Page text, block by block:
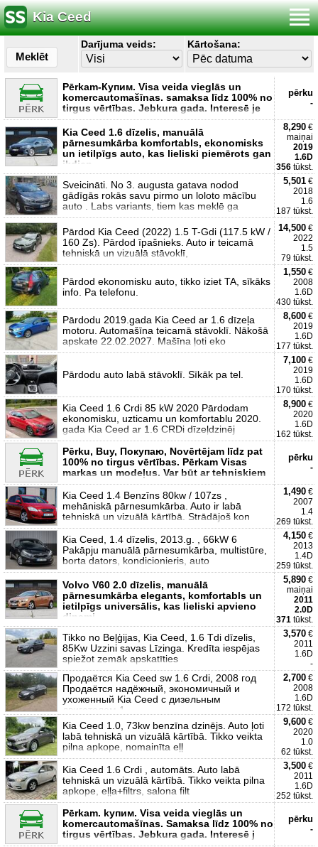
Kia Ceed
Meklēt
Darījuma veids: Kārtošana:
Pērkam-Купим. Visa veida vieglās un
komercautomašīnas. samaksa līdz 100% no
tirgus vērtības. Jebkura gada. Interesē je
pērku
-
Kia Ceed 1.6 dīzelis, manuālā
pārnesumkārba komfortabls, ekonomisks
un ietilpīgs auto, kas lieliski piemērots gan
ikdien
8,290 €
maiņai
2019
1.6D
356 tūkst.
Sveicināti. No 3. augusta gatava nodod
gādīgās rokās savu pirmo un loloto mācību
auto . Labs variants, tiem kas meklē ga
5,501 €
2018
1.6
187 tūkst.
Pārdod Kia Ceed (2022) 1.5 T-Gdi (117.5 kW /
160 Zs). Pārdod īpašnieks. Auto ir teicamā
tehniskā un vizuālā stāvoklī,
14,500 €
2022
1.5
79 tūkst.
Pārdod ekonomisku auto, tikko iziet TA, sīkāks
info. Pa telefonu.
1,550 €
2008
1.6D
430 tūkst.
Pārdodu 2019.gada Kia Ceed ar 1.6 dīzeļa
motoru. Automašīna teicamā stāvoklī. Nākošā
apskate 22.02.2027. Mašīna ļoti eko
8,600 €
2019
1.6D
177 tūkst.
Pārdodu auto labā stāvoklī. Sīkāk pa tel.
7,100 €
2019
1.6D
170 tūkst.
Kia Ceed 1.6 Crdi 85 kW 2020 Pārdodam
ekonomisku, uzticamu un komfortablu 2020.
gada Kia Ceed ar 1.6 CRDi dīzeļdzinēj
8,900 €
2020
1.6D
162 tūkst.
Pērku, Buy, Покупаю, Novērtējam līdz pat
100% no tirgus vērtības. Pērkam Visas
markas un modeļus. Var būt ar tehniskiem
pērku
-
Kia Ceed 1.4 Benzīns 80kw / 107zs ,
mehāniskā pārnesumkārba. Auto ir labā
tehniskā un vizuālā kārtībā. Strādājoš kon
1,490 €
2007
1.4
269 tūkst.
Kia Ceed, 1.4 dīzelis, 2013.g. , 66kW 6
Pakāpju manuālā pārnesumkārba, multistūre,
borta dators, kondicionieris, auto
4,150 €
2013
1.4D
259 tūkst.
Volvo V60 2.0 dīzelis, manuālā
pārnesumkārba elegants, komfortabls un
ietilpīgs universālis, kas lieliski apvieno
dinami
5,890 €
maiņai
2011
2.0D
371 tūkst.
Tikko no Beļģijas, Kia Ceed, 1.6 Tdi dīzelis,
85Kw Uzzini savas Līzinga. Kredīta iespējas
spiežot zemāk apskatīties
3,570 €
2011
1.6D
-
Продаётся Kia Ceed sw 1.6 Crdi, 2008 год
Продаётся надёжный, экономичный и
ухоженный Kia Ceed с дизельным
двигателем 1.
2,700 €
2008
1.6D
172 tūkst.
Kia Ceed 1.0, 73kw benzīna dzinējs. Auto ļoti
labā tehniskā un vizuālā kārtībā. Tikko veikta
pilna apkope, nomainīta eļļ
9,600 €
2020
1.0
62 tūkst.
Kia Ceed 1.6 Crdi , automāts. Auto labā
tehniskā un vizuālā kārtībā. Tikko veikta pilna
apkope, eļļa+filtrs, salona filt
3,500 €
2011
1.6D
252 tūkst.
Pērkam. kупим. Visa veida vieglās un
komercautomašīnas. Samaksa līdz 100% no
tirgus vērtības. Jebkura gada. Interesē j
pērku
-